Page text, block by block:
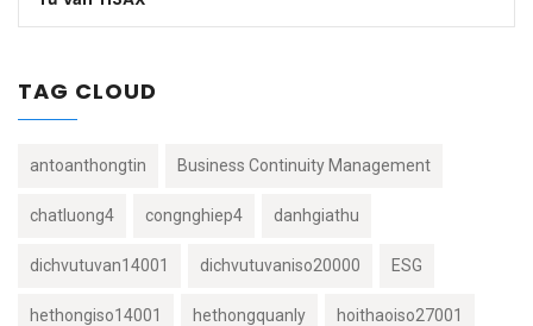
TAG CLOUD
antoanthongtin Business Continuity Management
chatluong4 congnghiep4 danhgiathu
dichvutuvan14001 dichvutuvaniso20000 ESG
hethongiso14001 hethongquanly hoithaoiso27001